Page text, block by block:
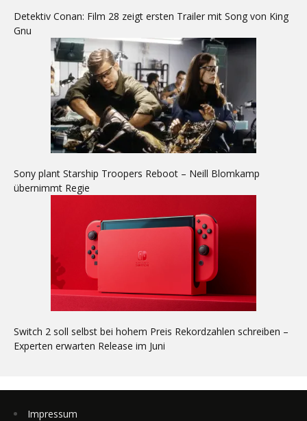
Detektiv Conan: Film 28 zeigt ersten Trailer mit Song von King
Gnu
Sony plant Starship Troopers Reboot – Neill Blomkamp
übernimmt Regie
Switch 2 soll selbst bei hohem Preis Rekordzahlen schreiben –
Experten erwarten Release im Juni
Impressum